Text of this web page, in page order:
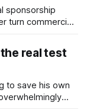
sponsorship
turn commercial
affair is not
most federations
style
real test
to save his own